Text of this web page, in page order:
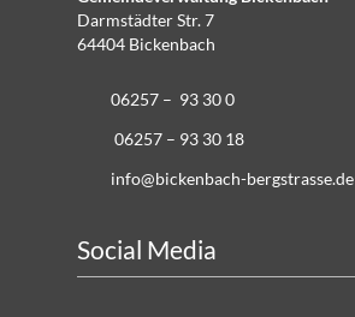
Darmstädter Str. 7
64404 Bickenbach
06257 – 93 30 0
06257 – 93 30 18
info@bickenbach-bergstrasse.de
Social Media